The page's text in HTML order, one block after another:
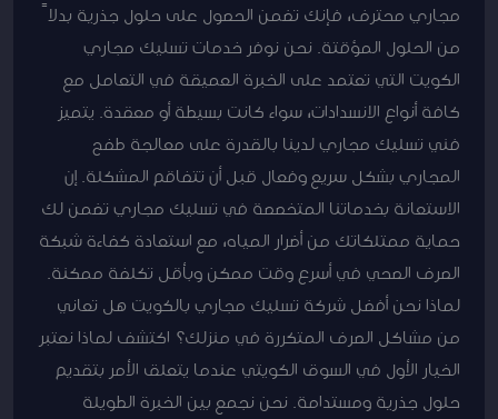
مجاري محترف، فإنك تضمن الحصول على حلول جذرية بدلاً
من الحلول المؤقتة. نحن نوفر خدمات تسليك مجاري
الكويت التي تعتمد على الخبرة العميقة في التعامل مع
كافة أنواع الانسدادات، سواء كانت بسيطة أو معقدة. يتميز
فني تسليك مجاري لدينا بالقدرة على معالجة طفح
المجاري بشكل سريع وفعال قبل أن تتفاقم المشكلة. إن
الاستعانة بخدماتنا المتخصصة في تسليك مجاري تضمن لك
حماية ممتلكاتك من أضرار المياه، مع استعادة كفاءة شبكة
الصرف الصحي في أسرع وقت ممكن وبأقل تكلفة ممكنة.
لماذا نحن أفضل شركة تسليك مجاري بالكويت هل تعاني
من مشاكل الصرف المتكررة في منزلك؟ اكتشف لماذا نعتبر
الخيار الأول في السوق الكويتي عندما يتعلق الأمر بتقديم
حلول جذرية ومستدامة. نحن نجمع بين الخبرة الطويلة